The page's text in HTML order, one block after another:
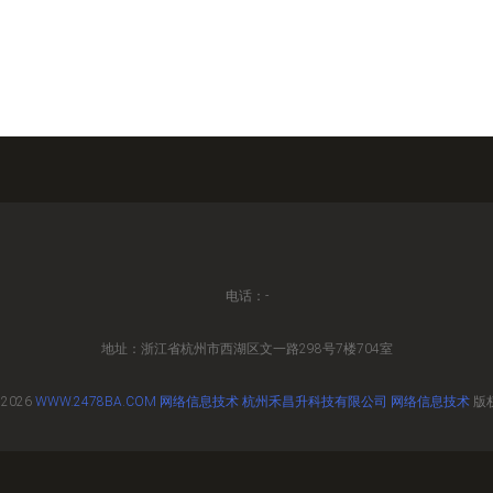
电话：-
地址：浙江省杭州市西湖区文一路298号7楼704室
2026 WWW.2478BA.COM 网络信息技术 杭州禾昌升科技有限公司 网络信息技术 版